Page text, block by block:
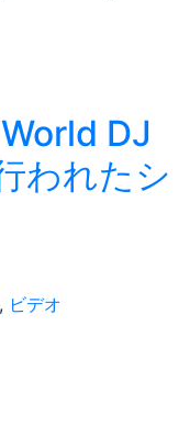
DJ
われたシ
, ビデオ